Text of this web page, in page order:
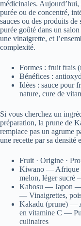
médicinales.
purée ou de concentré,
sauces ou des produits de
purée goûté dans un
une vinaigrette, et
complexité.
Formes : fruit frais
Bénéfices :
Idées : sauce pour
nature, cure de
Si vous cherchez un
préparation, la prune de
remplace pas un agrume
une recette par sa densité
Fruit · Origine ·
Kiwano — Afrique
melon, léger sucré
Kabosu — Japon —
— Vinaigrettes,
Kakadu (prune) —
en vitamine C —
culinaires